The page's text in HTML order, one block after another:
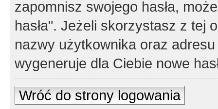
zapomnisz swojego hasła,
hasła". Jeżeli skorzystasz z tej
nazwy użytkownika oraz
wygeneruje dla Ciebie nowe
Wróć do strony logowania